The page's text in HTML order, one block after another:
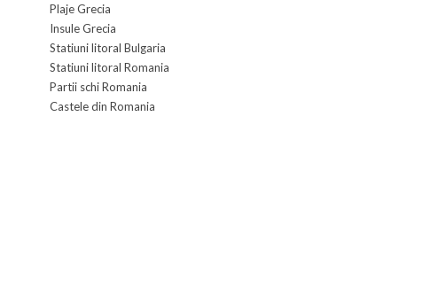
Plaje Grecia
Insule Grecia
Statiuni litoral Bulgaria
Statiuni litoral Romania
Partii schi Romania
Castele din Romania